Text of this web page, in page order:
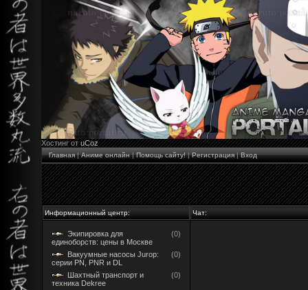
Хостинг отuCoz
Главная|Аниме онлайн|Помощь сайту!|Регистрация|Вход
Информационный центр: Чат:
Экипировка для
единоборств: цены в Москве
(0)
Вакуумные насосы Jurop:
серии PN, PNR и DL
(0)
Шахтный транспорт и
техника Dekree
(0)